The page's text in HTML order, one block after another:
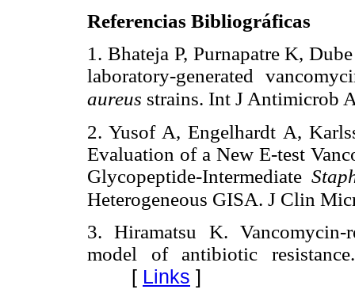
Referencias Bibliográficas
1. Bhateja P, Purnapatre K,
laboratory-generated
aureus strains. Int J Antimicrob
2. Yusof A, Engelhardt A,
Evaluation of a New E-test
Glycopeptide-Intermediate
Heterogeneous GISA. J Clin
3. Hiramatsu K. Vancomycin-
model of antibiotic
[ Links ]